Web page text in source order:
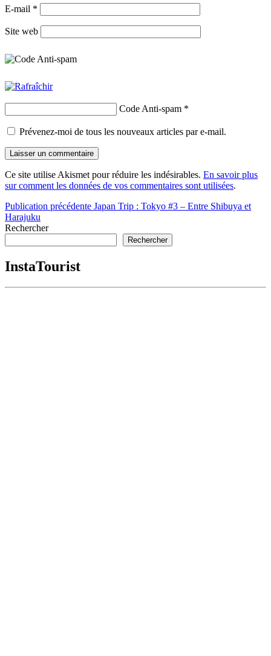
E-mail *
Site web
Code Anti-spam *
Prévenez-moi de tous les nouveaux articles par e-mail.
Ce site utilise Akismet pour réduire les indésirables. En savoir plus
sur comment les données de vos commentaires sont utilisées.
Navigation
de
Publication précédente Japan Trip : Tokyo #3 – Entre Shibuya et
Harajuku
Rechercher
Rechercher
InstaTourist